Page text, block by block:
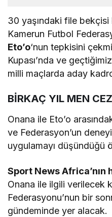
30 yaşındaki file bekçisi
Kamerun Futbol
Eto’o‘nun tepkisini
Kupası’nda ve
milli maçlarda aday
BİRKAÇ YIL MEN
Onana ile Eto’o
ve Federasyon’un
uygulamayı düşündüğü
Sport News Africa’nın
Onana ile ilgili verilecek
Federasyonu’nun bir
gündeminde yer alacak.